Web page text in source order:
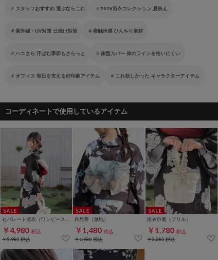
スタッフおすすめ 選ぶならこれ 2026浴衣コレクション 夏映え
紫外線・UV対策 日焼け対策 接触冷感 ひんやり素材
ハニさら 汗ばむ季節もさらっと 体型カバー 体のラインを拾いにくい
オフィス 毎日を支える好印象アイテム これ欲しかった キャラクターアイテム
コーディネートで使用しているアイテム
￥4,980 税込
￥5,980税込
兵児帯（無地）
￥1,480 税込
￥1,980税込
浴衣巾着（フリル）
￥1,780 税込
￥2,280税込